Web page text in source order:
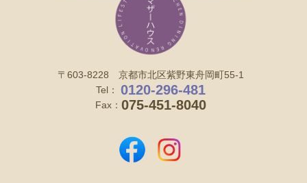
〒603-8228 京都市北区紫野東舟岡町55-1
Tel：
0120-296-481
Fax： 075-451-8040